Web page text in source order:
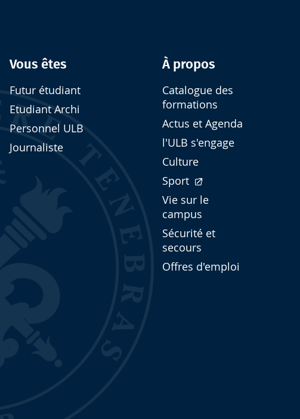
Vous êtes
Futur étudiant
Etudiant Archi
Personnel ULB
Journaliste
À propos
Catalogue des
formations
Actus et Agenda
l'ULB s'engage
Culture
Sport
Vie sur le
campus
Sécurité et
secours
Offres d'emploi